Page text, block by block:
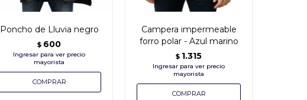
Poncho de Lluvia negro
$ 600
Campera impermeable
forro polar - Azul marino
$ 1.315